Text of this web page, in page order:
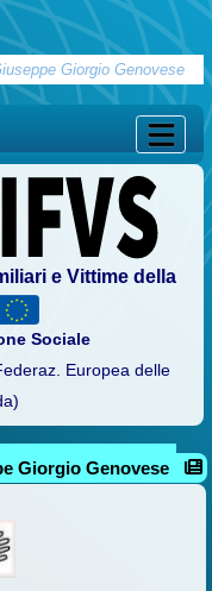
Giorgio Genovese
e Vittime della
Sociale
Europea delle
Giorgio Genovese